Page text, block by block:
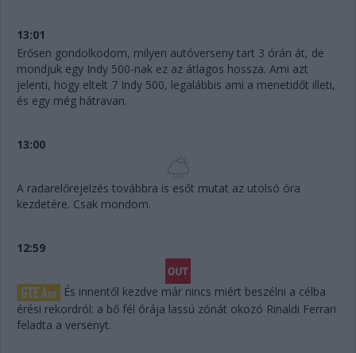
13:01
Erősen gondolkodom, milyen autóverseny tart 3 órán át, de
mondjuk egy Indy 500-nak ez az átlagos hossza. Ami azt
jelenti, hogy eltelt 7 Indy 500, legalábbis ami a menetidőt illeti,
és egy még hátravan.
13:00
A radarelőrejelzés továbbra is esőt mutat az utolsó óra
kezdetére. Csak mondom.
12:59
És innentől kezdve már nincs miért beszélni a célba
érési rekordról: a bő fél órája lassú zónát okozó Rinaldi Ferrari
feladta a versenyt.